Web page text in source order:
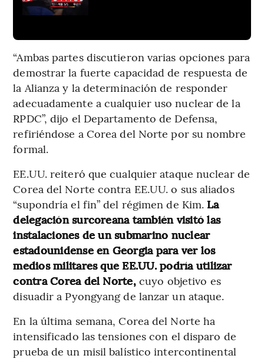
“Ambas partes discutieron varias opciones para
demostrar la fuerte capacidad de respuesta de
la Alianza y la determinación de responder
adecuadamente a cualquier uso nuclear de la
RPDC”, dijo el Departamento de Defensa,
refiriéndose a Corea del Norte por su nombre
formal.
EE.UU. reiteró que cualquier ataque nuclear de
Corea del Norte contra EE.UU. o sus aliados
“supondría el fin” del régimen de Kim. La
delegación surcoreana también visitó las
instalaciones de un submarino nuclear
estadounidense en Georgia para ver los
medios militares que EE.UU. podría utilizar
contra Corea del Norte,cuyo objetivo es
disuadir a Pyongyang de lanzar un ataque.
En la última semana, Corea del Norte ha
intensificado las tensiones con el disparo de
prueba de un misil balístico intercontinental